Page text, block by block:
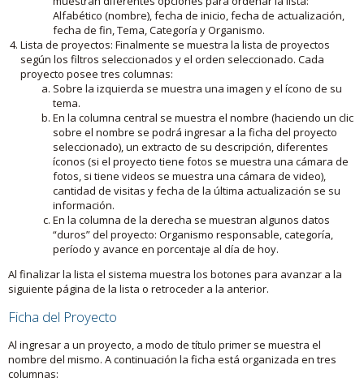
Alfabético (nombre), fecha de inicio, fecha de actualización,
fecha de fin, Tema, Categoría y Organismo.
Lista de proyectos: Finalmente se muestra la lista de proyectos
según los filtros seleccionados y el orden seleccionado. Cada
proyecto posee tres columnas:
Sobre la izquierda se muestra una imagen y el ícono de su
tema.
En la columna central se muestra el nombre (haciendo un clic
sobre el nombre se podrá ingresar a la ficha del proyecto
seleccionado), un extracto de su descripción, diferentes
íconos (si el proyecto tiene fotos se muestra una cámara de
fotos, si tiene videos se muestra una cámara de video),
cantidad de visitas y fecha de la última actualización se su
información.
En la columna de la derecha se muestran algunos datos
“duros” del proyecto: Organismo responsable, categoría,
período y avance en porcentaje al día de hoy.
Al finalizar la lista el sistema muestra los botones para avanzar a la
siguiente página de la lista o retroceder a la anterior.
Ficha del Proyecto
Al ingresar a un proyecto, a modo de título primer se muestra el
nombre del mismo. A continuación la ficha está organizada en tres
columnas: